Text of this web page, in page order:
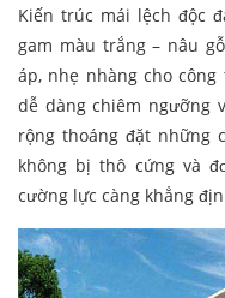
Kiến trúc mái lệch độc
gam màu trắng – nâu
áp, nhẹ nhàng cho
dễ dàng chiêm ngưỡng
rộng thoáng đặt những
không bị thô cứng và
cường lực càng khẳng